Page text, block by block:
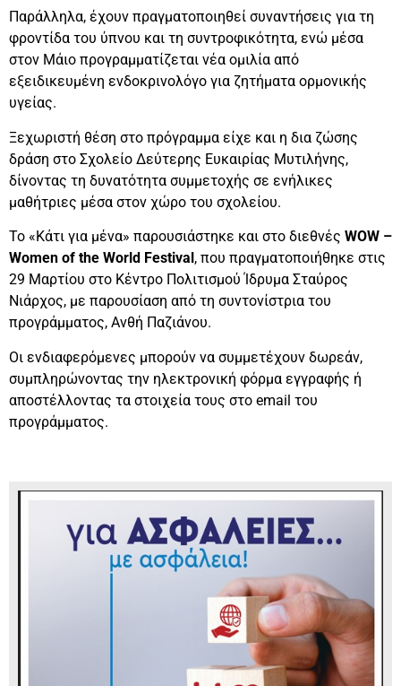
Παράλληλα, έχουν πραγματοποιηθεί συναντήσεις για τη
φροντίδα του ύπνου και τη συντροφικότητα, ενώ μέσα
στον Μάιο προγραμματίζεται νέα ομιλία από
εξειδικευμένη ενδοκρινολόγο για ζητήματα ορμονικής
υγείας.
Ξεχωριστή θέση στο πρόγραμμα είχε και η δια ζώσης
δράση στο Σχολείο Δεύτερης Ευκαιρίας Μυτιλήνης,
δίνοντας τη δυνατότητα συμμετοχής σε ενήλικες
μαθήτριες μέσα στον χώρο του σχολείου.
Το «Κάτι για μένα» παρουσιάστηκε και στο διεθνές WOW –
Women of the World Festival, που πραγματοποιήθηκε στις
29 Μαρτίου στο Κέντρο Πολιτισμού Ίδρυμα Σταύρος
Νιάρχος, με παρουσίαση από τη συντονίστρια του
προγράμματος, Ανθή Παζιάνου.
Οι ενδιαφερόμενες μπορούν να συμμετέχουν δωρεάν,
συμπληρώνοντας την ηλεκτρονική φόρμα εγγραφής ή
αποστέλλοντας τα στοιχεία τους στο email του
προγράμματος.